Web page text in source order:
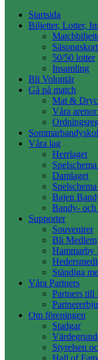
Startsida
Biljetter, Lotter,
50/50 lotter
Insamling
Bli Volontär
Gå på match
Mat &
Våra
Våra lag
Herrlaget
Damlaget
Bajen
Bandy-
Supporter
Souvenirer
Bli Medlem
Hammarby
Ständiga
Våra Partners
Partners till
Om föreningen
Stadgar
Styrelsen
Hall of